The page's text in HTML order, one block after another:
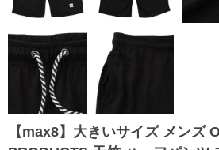
【max8】大きいサイズ メンズ